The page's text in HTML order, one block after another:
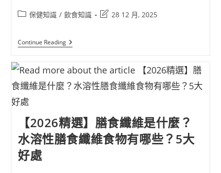
保健知識 / 飲食知識 28 12 月, 2025
Continue Reading
【2026精選】膳食纖維是什麼？
水溶性膳食纖維食物有哪些？5大
好處